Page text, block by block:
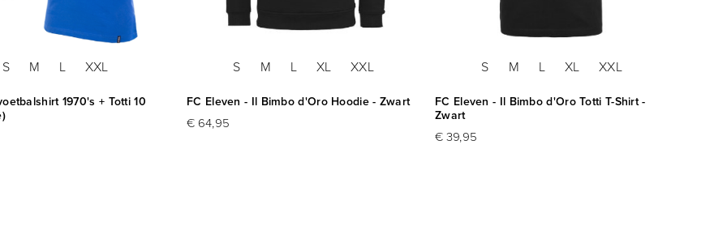
S M L XXL
1970's + Totti 10
S M L XL XXL
FC Eleven - Il Bimbo d'Oro Hoodie - Zwart
€ 64,95
S M L XL XXL
FC Eleven - Il Bimbo d'Oro Totti T-Shirt -
Zwart
€ 39,95